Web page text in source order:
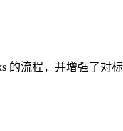
的流程，并增强了